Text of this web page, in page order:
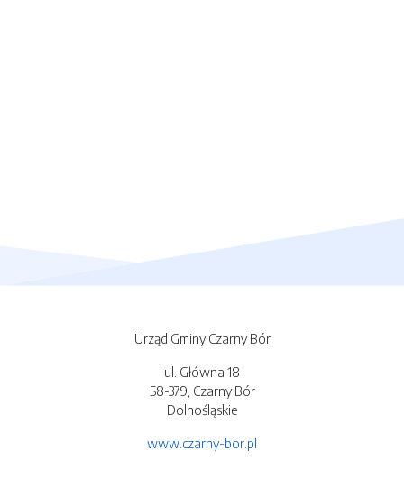
Urząd Gminy Czarny Bór
ul. Główna 18
58-379, Czarny Bór
Dolnośląskie
www.czarny-bor.pl